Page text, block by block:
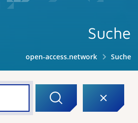
Suche
open-access.network Suche